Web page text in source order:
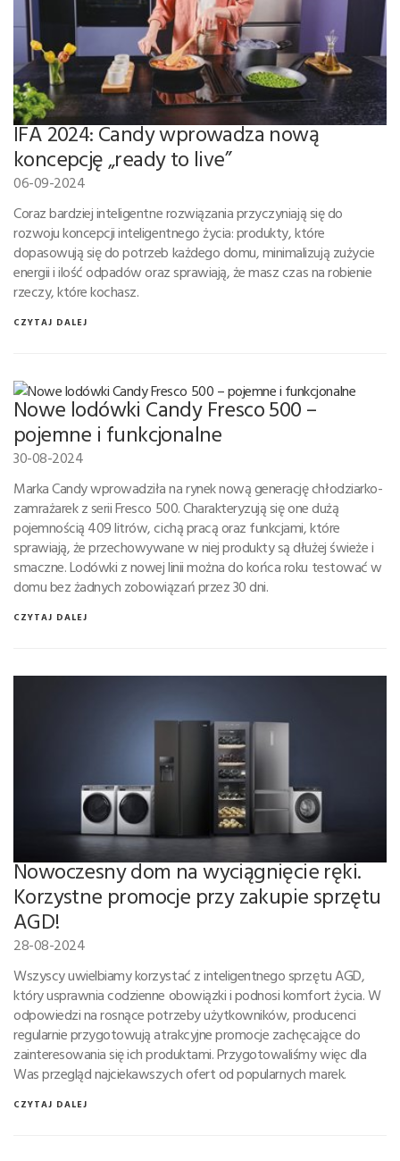
IFA 2024: Candy wprowadza nową
koncepcję „ready to live”
06-09-2024
Coraz bardziej inteligentne rozwiązania przyczyniają się do
rozwoju koncepcji inteligentnego życia: produkty, które
dopasowują się do potrzeb każdego domu, minimalizują zużycie
energii i ilość odpadów oraz sprawiają, że masz czas na robienie
rzeczy, które kochasz.
CZYTAJ DALEJ
Nowe lodówki Candy Fresco 500 –
pojemne i funkcjonalne
30-08-2024
Marka Candy wprowadziła na rynek nową generację chłodziarko-
zamrażarek z serii Fresco 500. Charakteryzują się one dużą
pojemnością 409 litrów, cichą pracą oraz funkcjami, które
sprawiają, że przechowywane w niej produkty są dłużej świeże i
smaczne. Lodówki z nowej linii można do końca roku testować w
domu bez żadnych zobowiązań przez 30 dni.
CZYTAJ DALEJ
Nowoczesny dom na wyciągnięcie ręki.
Korzystne promocje przy zakupie sprzętu
AGD!
28-08-2024
Wszyscy uwielbiamy korzystać z inteligentnego sprzętu AGD,
który usprawnia codzienne obowiązki i podnosi komfort życia. W
odpowiedzi na rosnące potrzeby użytkowników, producenci
regularnie przygotowują atrakcyjne promocje zachęcające do
zainteresowania się ich produktami. Przygotowaliśmy więc dla
Was przegląd najciekawszych ofert od popularnych marek.
CZYTAJ DALEJ